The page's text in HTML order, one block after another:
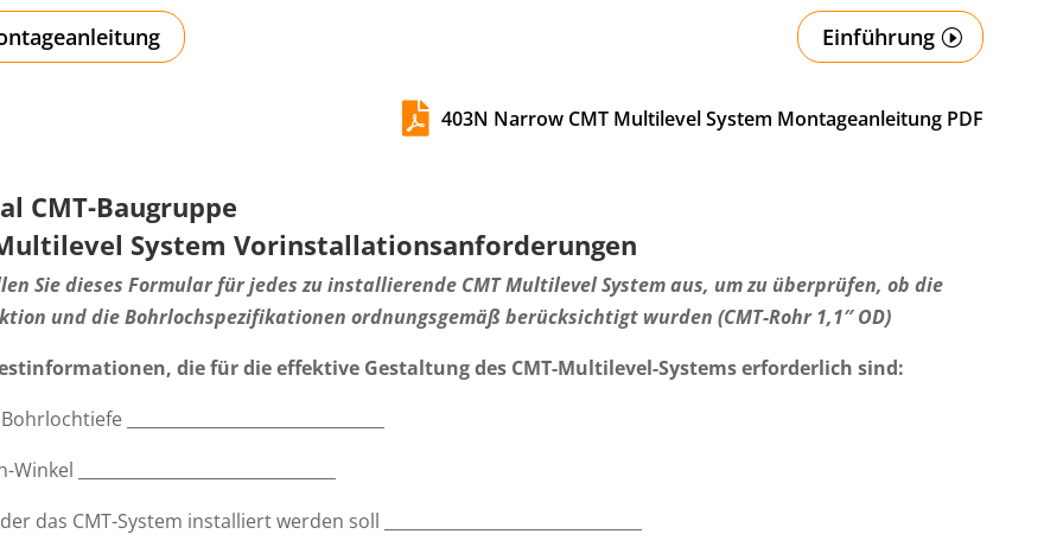
Einführung
 403N Narrow CMT Multilevel System Montageanleitung PDF
CMT-Baugruppe
System Vorinstallationsanforderungen
Sie dieses Formular für jedes zu installierende CMT Multilevel System aus, um zu überprüfen, ob die
und die Bohrlochspezifikationen ordnungsgemäß berücksichtigt wurden (CMT-Rohr 1,1″ OD)
die für die effektive Gestaltung des CMT-Multilevel-Systems erforderlich sind:
_______________________________
_______________________________
das CMT-System installiert werden soll _______________________________